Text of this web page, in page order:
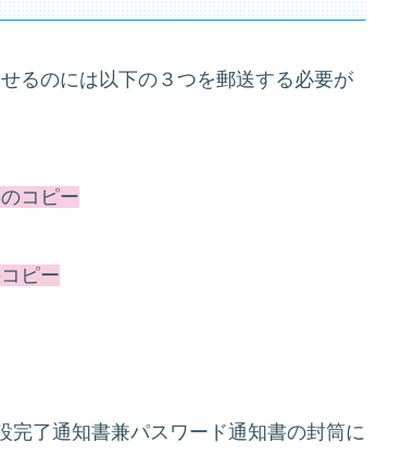
るのには以下の３つを郵送する必要が
コピー
ピー
完了通知書兼パスワード通知書の封筒に